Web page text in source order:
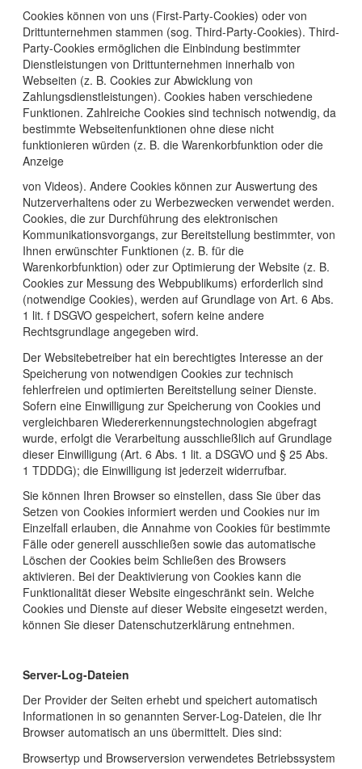
Cookies können von uns (First-Party-Cookies) oder von
Drittunternehmen stammen (sog. Third-Party-Cookies). Third-
Party-Cookies ermöglichen die Einbindung bestimmter
Dienstleistungen von Drittunternehmen innerhalb von
Webseiten (z. B. Cookies zur Abwicklung von
Zahlungsdienstleistungen). Cookies haben verschiedene
Funktionen. Zahlreiche Cookies sind technisch notwendig, da
bestimmte Webseitenfunktionen ohne diese nicht
funktionieren würden (z. B. die Warenkorbfunktion oder die
Anzeige
von Videos). Andere Cookies können zur Auswertung des
Nutzerverhaltens oder zu Werbezwecken verwendet werden.
Cookies, die zur Durchführung des elektronischen
Kommunikationsvorgangs, zur Bereitstellung bestimmter, von
Ihnen erwünschter Funktionen (z. B. für die
Warenkorbfunktion) oder zur Optimierung der Website (z. B.
Cookies zur Messung des Webpublikums) erforderlich sind
(notwendige Cookies), werden auf Grundlage von Art. 6 Abs.
1 lit. f DSGVO gespeichert, sofern keine andere
Rechtsgrundlage angegeben wird.
Der Websitebetreiber hat ein berechtigtes Interesse an der
Speicherung von notwendigen Cookies zur technisch
fehlerfreien und optimierten Bereitstellung seiner Dienste.
Sofern eine Einwilligung zur Speicherung von Cookies und
vergleichbaren Wiedererkennungstechnologien abgefragt
wurde, erfolgt die Verarbeitung ausschließlich auf Grundlage
dieser Einwilligung (Art. 6 Abs. 1 lit. a DSGVO und § 25 Abs.
1 TDDDG); die Einwilligung ist jederzeit widerrufbar.
Sie können Ihren Browser so einstellen, dass Sie über das
Setzen von Cookies informiert werden und Cookies nur im
Einzelfall erlauben, die Annahme von Cookies für bestimmte
Fälle oder generell ausschließen sowie das automatische
Löschen der Cookies beim Schließen des Browsers
aktivieren. Bei der Deaktivierung von Cookies kann die
Funktionalität dieser Website eingeschränkt sein. Welche
Cookies und Dienste auf dieser Website eingesetzt werden,
können Sie dieser Datenschutzerklärung entnehmen.
Server-Log-Dateien
Der Provider der Seiten erhebt und speichert automatisch
Informationen in so genannten Server-Log-Dateien, die Ihr
Browser automatisch an uns übermittelt. Dies sind:
Browsertyp und Browserversion verwendetes Betriebssystem